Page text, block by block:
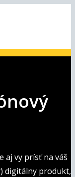
aj vy prísť na váš
digitálny produkt,